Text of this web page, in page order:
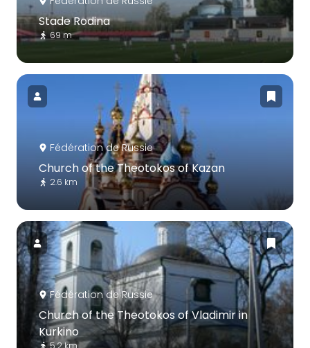
Stade Rodina
69 m
Fédération de Russie
Church of the Theotokos of Kazan
2.6 km
Fédération de Russie
Church of the Theotokos of Vladimir in
Kurkino
5.2 km